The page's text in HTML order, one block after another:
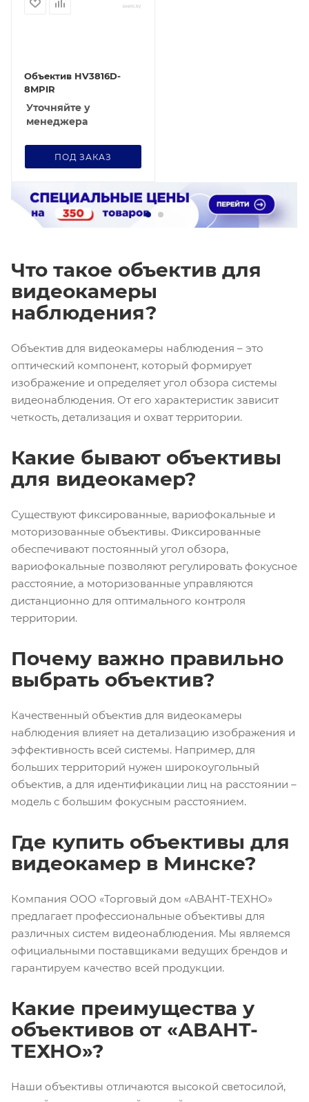
Объектив HV3816D-
8MPIR
Уточняйте у
менеджера
ПОД ЗАКАЗ
Что такое объектив для
видеокамеры
наблюдения?
Объектив для видеокамеры наблюдения – это
оптический компонент, который формирует
изображение и определяет угол обзора системы
видеонаблюдения. От его характеристик зависит
четкость, детализация и охват территории.
Какие бывают объективы
для видеокамер?
Существуют фиксированные, вариофокальные и
моторизованные объективы. Фиксированные
обеспечивают постоянный угол обзора,
вариофокальные позволяют регулировать фокусное
расстояние, а моторизованные управляются
дистанционно для оптимального контроля
территории.
Почему важно правильно
выбрать объектив?
Качественный объектив для видеокамеры
наблюдения влияет на детализацию изображения и
эффективность всей системы. Например, для
больших территорий нужен широкоугольный
объектив, а для идентификации лиц на расстоянии –
модель с большим фокусным расстоянием.
Где купить объективы для
видеокамер в Минске?
Компания ООО «Торговый дом «АВАНТ-ТЕХНО»
предлагает профессиональные объективы для
различных систем видеонаблюдения. Мы являемся
официальными поставщиками ведущих брендов и
гарантируем качество всей продукции.
Какие преимущества у
объективов от «АВАНТ-
ТЕХНО»?
Наши объективы отличаются высокой светосилой,